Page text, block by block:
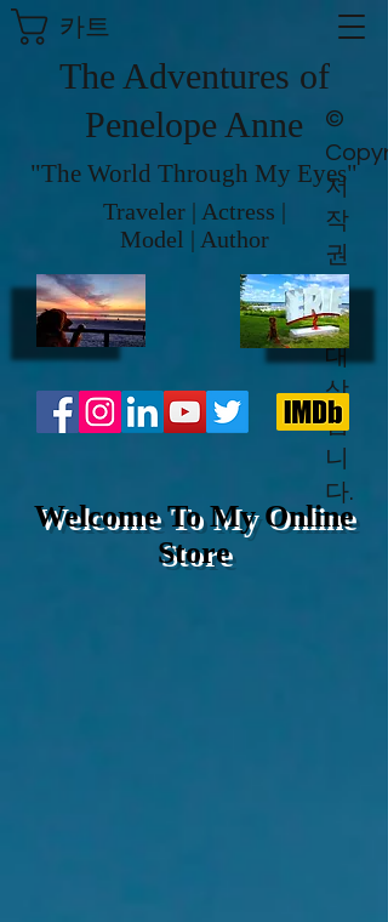
The Adventures of
Penelope Anne
©
저
작
권
보
호
대
상
입
니
다.
Traveler | Actress |
Model | Author
카트
"The World Through My Eyes"
Welcome To My Online
Store